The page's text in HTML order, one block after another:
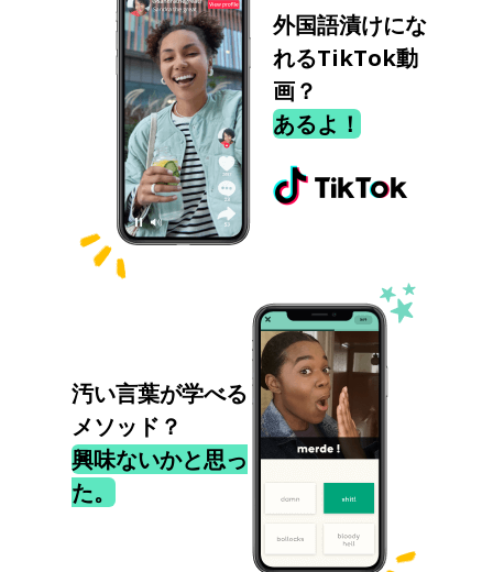
外国語漬けにな
れるTikTok動
画？
あるよ！
汚い言葉が学べる
メソッド？
興味ないかと思っ
た。